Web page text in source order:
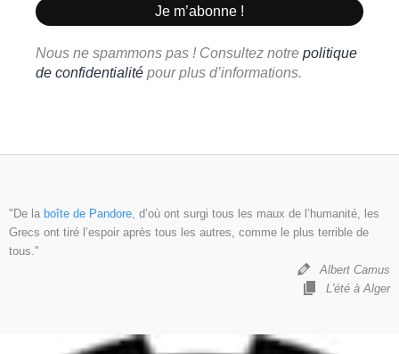
Nous ne spammons pas ! Consultez notre politique
de confidentialité pour plus d’informations.
"De la boîte de Pandore, d’où ont surgi tous les maux de l’humanité, les
Grecs ont tiré l’espoir après tous les autres, comme le plus terrible de
tous."
Albert Camus
L'été à Alger